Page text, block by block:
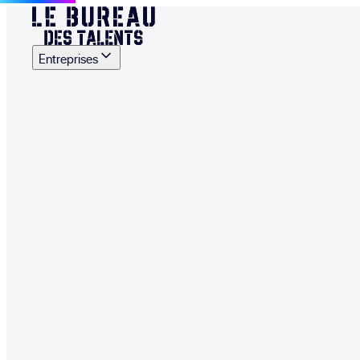
Entreprises